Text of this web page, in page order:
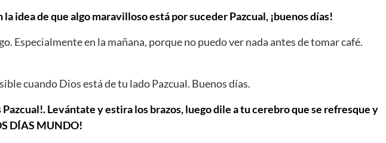
idea de que algo maravilloso está por suceder Pazcual, ¡buenos días!
Especialmente en la mañana, porque no puedo ver nada antes de tomar café.
cuando Dios está de tu lado Pazcual. Buenos días.
Pazcual!. Levántate y estira los brazos, luego dile a tu cerebro que se refresque y
DÍAS MUNDO!